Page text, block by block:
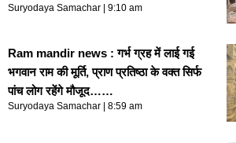
Suryodaya Samachar 9:10 am
Ram mandir news : गर्भ ग्रह में लाई गई
भगवान राम की मूर्ति, प्राण प्रतिष्ठा के वक्त सिर्फ
पांच लोग रहेंगे मौजूद……
Suryodaya Samachar 8:59 am